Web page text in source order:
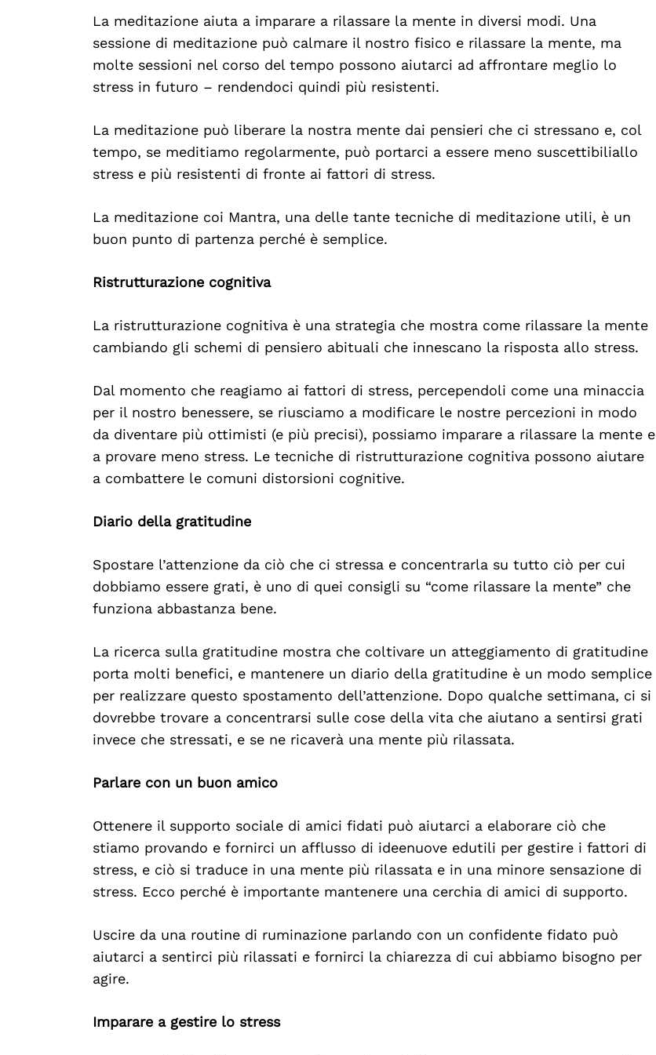
La meditazione aiuta a imparare a rilassare la mente in diversi modi. Una
sessione di meditazione può calmare il nostro fisico e rilassare la mente, ma
molte sessioni nel corso del tempo possono aiutarci ad affrontare meglio lo
stress in futuro – rendendoci quindi più resistenti.
La meditazione può liberare la nostra mente dai pensieri che ci stressano e, col
tempo, se meditiamo regolarmente, può portarci a essere meno suscettibiliallo
stress e più resistenti di fronte ai fattori di stress.
La meditazione coi Mantra, una delle tante tecniche di meditazione utili, è un
buon punto di partenza perché è semplice.
Ristrutturazione cognitiva
La ristrutturazione cognitiva è una strategia che mostra come rilassare la mente
cambiando gli schemi di pensiero abituali che innescano la risposta allo stress.
Dal momento che reagiamo ai fattori di stress, percependoli come una minaccia
per il nostro benessere, se riusciamo a modificare le nostre percezioni in modo
da diventare più ottimisti (e più precisi), possiamo imparare a rilassare la mente e
a provare meno stress. Le tecniche di ristrutturazione cognitiva possono aiutare
a combattere le comuni distorsioni cognitive.
Diario della gratitudine
Spostare l’attenzione da ciò che ci stressa e concentrarla su tutto ciò per cui
dobbiamo essere grati, è uno di quei consigli su “come rilassare la mente” che
funziona abbastanza bene.
La ricerca sulla gratitudine mostra che coltivare un atteggiamento di gratitudine
porta molti benefici, e mantenere un diario della gratitudine è un modo semplice
per realizzare questo spostamento dell’attenzione. Dopo qualche settimana, ci si
dovrebbe trovare a concentrarsi sulle cose della vita che aiutano a sentirsi grati
invece che stressati, e se ne ricaverà una mente più rilassata.
Parlare con un buon amico
Ottenere il supporto sociale di amici fidati può aiutarci a elaborare ciò che
stiamo provando e fornirci un afflusso di ideenuove edutili per gestire i fattori di
stress, e ciò si traduce in una mente più rilassata e in una minore sensazione di
stress. Ecco perché è importante mantenere una cerchia di amici di supporto.
Uscire da una routine di ruminazione parlando con un confidente fidato può
aiutarci a sentirci più rilassati e fornirci la chiarezza di cui abbiamo bisogno per
agire.
Imparare a gestire lo stress